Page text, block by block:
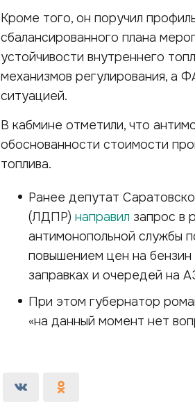
Кроме того, он поручил
сбалансированного плана
устойчивости внутреннего
механизмов регулирования, а
ситуацией.
В кабмине отметили, что
обоснованности стоимости
топлива.
Ранее депутат
(ЛДПР) направил запрос в
антимонопольной службы
повышением цен на
заправках и очередей на
При этом губернатор
«на данный момент нет